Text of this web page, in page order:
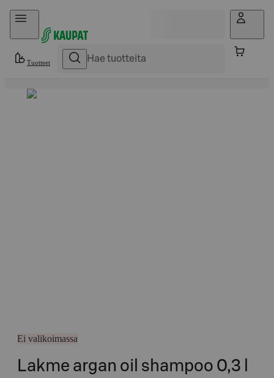
Hyppää sisältöön
Tuotteet
Ei valikoimassa
Lakme argan oil shampoo 0,3 l